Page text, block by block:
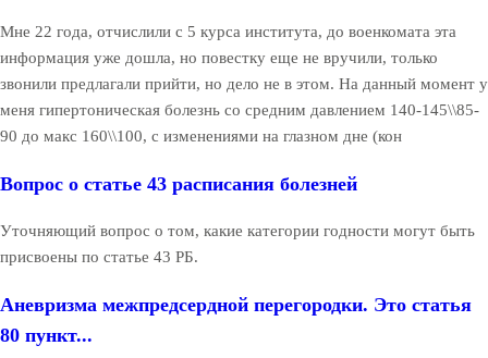
Мне 22 года, отчислили с 5 курса института, до военкомата эта
информация уже дошла, но повестку еще не вручили, только
звонили предлагали прийти, но дело не в этом. На данный момент у
меня гипертоническая болезнь со средним давлением 140-145\\85-
90 до макс 160\\100, с изменениями на глазном дне (кон
Вопрос о статье 43 расписания болезней
Уточняющий вопрос о том, какие категории годности могут быть
присвоены по статье 43 РБ.
Аневризма межпредсердной перегородки. Это статья
80 пункт...